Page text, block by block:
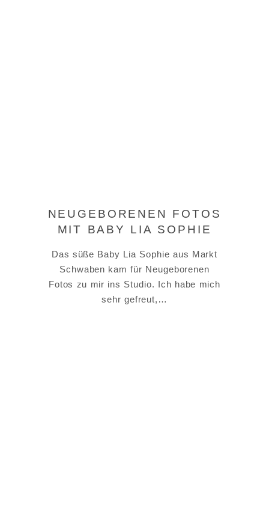
NEUGEBORENEN FOTOS
MIT BABY LIA SOPHIE
Das süße Baby Lia Sophie aus Markt
Schwaben kam für Neugeborenen
Fotos zu mir ins Studio. Ich habe mich
sehr gefreut,…